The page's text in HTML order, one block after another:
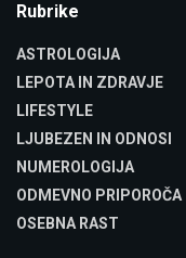
Rubrike
ASTROLOGIJA
LEPOTA IN ZDRAVJE
LIFESTYLE
LJUBEZEN IN ODNOSI
NUMEROLOGIJA
ODMEVNO PRIPOROČA
OSEBNA RAST